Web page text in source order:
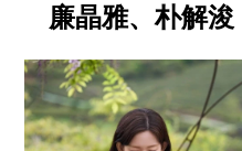
廉晶雅、朴解浚